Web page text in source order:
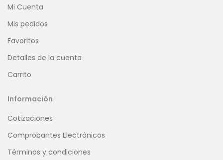
Mi Cuenta
Mis pedidos
Favoritos
Detalles de la cuenta
Carrito
Información
Cotizaciones
Comprobantes Electrónicos
Términos y condiciones